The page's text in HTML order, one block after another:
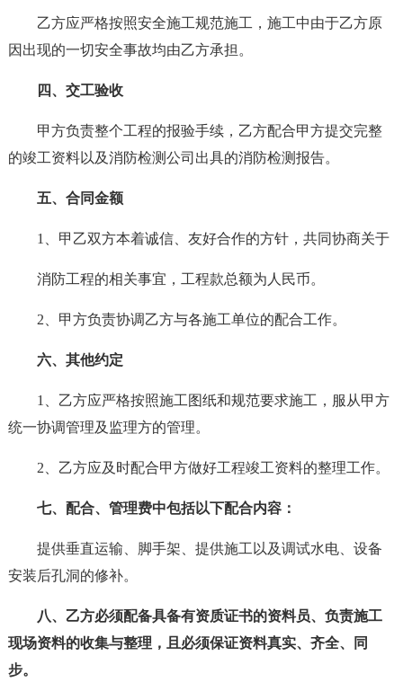
乙方应严格按照安全施工规范施工，施工中由于乙方原
因出现的一切安全事故均由乙方承担。
四、交工验收
甲方负责整个工程的报验手续，乙方配合甲方提交完整
的竣工资料以及消防检测公司出具的消防检测报告。
五、合同金额
1、甲乙双方本着诚信、友好合作的方针，共同协商关于
消防工程的相关事宜，工程款总额为人民币。
2、甲方负责协调乙方与各施工单位的配合工作。
六、其他约定
1、乙方应严格按照施工图纸和规范要求施工，服从甲方
统一协调管理及监理方的管理。
2、乙方应及时配合甲方做好工程竣工资料的整理工作。
七、配合、管理费中包括以下配合内容：
提供垂直运输、脚手架、提供施工以及调试水电、设备
安装后孔洞的修补。
八、乙方必须配备具备有资质证书的资料员、负责施工
现场资料的收集与整理，且必须保证资料真实、齐全、同
步。